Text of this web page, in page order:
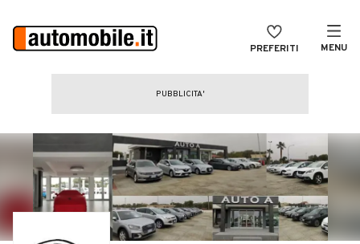
PREFERITI MENU
CERCA
Auto usate
Auto Km 0
Auto Nuove
Noleggio a lungo termine
MAGAZINE
ACCEDI